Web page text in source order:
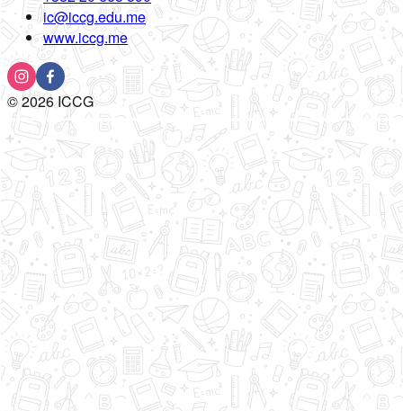
ic@iccg.edu.me
www.iccg.me
©2026ICCG